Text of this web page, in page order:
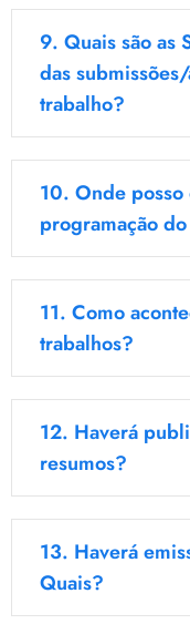
9. Quais são as
das
trabalho?
10. Onde
programação
11. Como
trabalhos?
12. Haverá
resumos?
13. Haverá
Quais?